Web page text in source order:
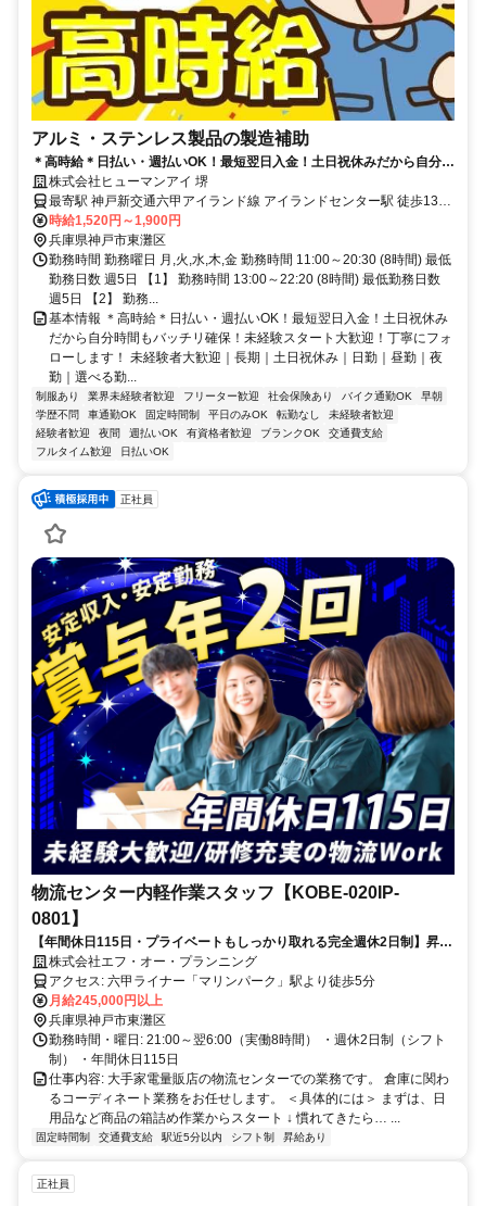
アルミ・ステンレス製品の製造補助
＊高時給＊日払い・週払いOK！最短翌日入金！土日祝休みだから自分時
間もバッチリ確保！未経験スタート大歓迎！丁寧にフォローします！
株式会社ヒューマンアイ 堺
最寄駅 神戸新交通六甲アイランド線 アイランドセンター駅 徒歩13分
＊車・バイク・自転車通勤大歓迎（無料駐車場完備）
時給1,520円～1,900円
兵庫県神戸市東灘区
勤務時間 勤務曜日 月,火,水,木,金 勤務時間 11:00～20:30 (8時間) 最低
勤務日数 週5日 【1】 勤務時間 13:00～22:20 (8時間) 最低勤務日数
週5日 【2】 勤務...
基本情報 ＊高時給＊日払い・週払いOK！最短翌日入金！土日祝休み
だから自分時間もバッチリ確保！未経験スタート大歓迎！丁寧にフォ
ローします！ 未経験者大歓迎｜長期｜土日祝休み｜日勤｜昼勤｜夜
勤｜選べる勤...
制服あり 業界未経験者歓迎 フリーター歓迎 社会保険あり バイク通勤OK
早朝
学歴不問
車通勤OK 固定時間制 平日のみOK 転勤なし
未経験者歓迎
経験者歓迎
夜間 週払いOK 有資格者歓迎 ブランクOK
交通費支給
フルタイム歓迎
日払いOK
正社員
物流センター内軽作業スタッフ【KOBE-020IP-
0801】
【年間休日115日・プライベートもしっかり取れる完全週休2日制】昇給
年1回＆賞与年2回あり／駅チカ！マリンパーク駅より徒歩5分／働きな
がら成長もできる物流ワーク
株式会社エフ・オー・プランニング
アクセス: 六甲ライナー「マリンパーク」駅より徒歩5分
月給245,000円以上
兵庫県神戸市東灘区
勤務時間・曜日: 21:00～翌6:00（実働8時間） ・週休2日制（シフト
制） ・年間休日115日
仕事内容: 大手家電量販店の物流センターでの業務です。 倉庫に関わ
るコーディネート業務をお任せします。 ＜具体的には＞ まずは、日
用品など商品の箱詰め作業からスタート ↓ 慣れてきたら… ...
固定時間制 交通費支給 駅近5分以内 シフト制 昇給あり
正社員